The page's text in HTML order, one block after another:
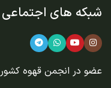
شبکه های اجتماعی
عضو در انجمن قهوه کشور